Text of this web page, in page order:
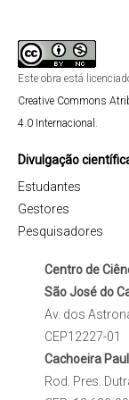
Este obra está
Creative Commons
4.0 Internacional .
Divulgação
Estudantes
Gestores
Pesquisadores
Centro de
São José do
Av. dos
CEP12227-01
Cachoeira
Rod. Pres.